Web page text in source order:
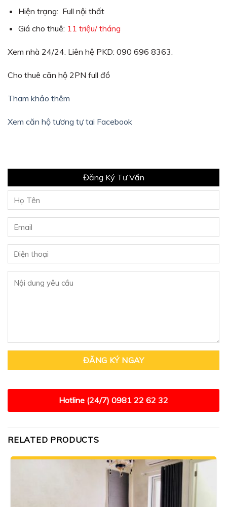
Hiện trạng: Full nội thất
Giá cho thuê: 11 triệu/ tháng
Xem nhà 24/24. Liên hệ PKD: 090 696 8363.
Cho thuê căn hộ 2PN full đồ
Tham khảo thêm
Xem căn hộ tương tự tai Facebook
Đăng Ký Tư Vấn
Hotline (24/7) 0981 22 62 32
RELATED PRODUCTS